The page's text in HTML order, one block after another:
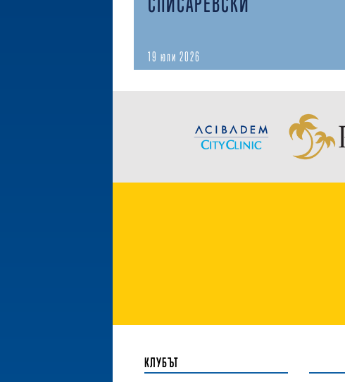
19 юли 2026
КЛУБЪТ